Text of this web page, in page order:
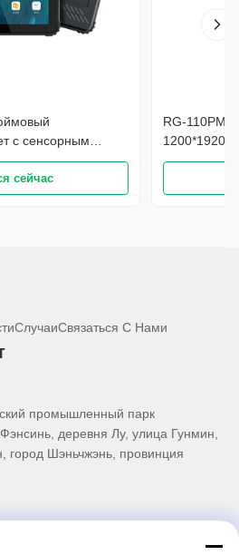
с сенсорным
1200*1920,
Android,
IP68, 4 ГБ+128 ГБ,
сейчас
RG-
1200*1920,
сенсорный
СлучаиСвязаться С Нами
промышленный парк
деревня Лу, улица Гунмин,
город Шэньчжэнь, провинция